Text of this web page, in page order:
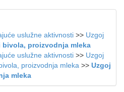
uslužne aktivnosti >> Uzgoj
bivola, proizvodnja mleka
uslužne aktivnosti >> Uzgoj
proizvodnja mleka >> Uzgoj
mleka